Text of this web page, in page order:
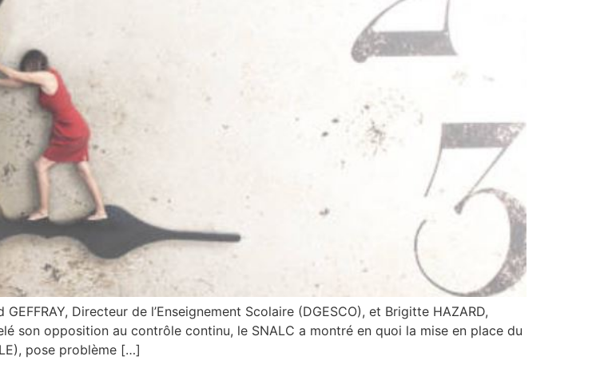
Directeur de l’Enseignement Scolaire (DGESCO), et Brigitte HAZARD,
son opposition au contrôle continu, le SNALC a montré en quoi la mise en place du
pose problème […]